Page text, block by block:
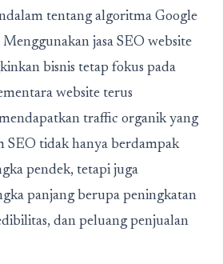
tentang algoritma Google
jasa SEO website
bisnis tetap fokus pada
website terus
traffic organik yang
SEO tidak hanya berdampak
pendek, tetapi juga
panjang berupa peningkatan
dan peluang penjualan